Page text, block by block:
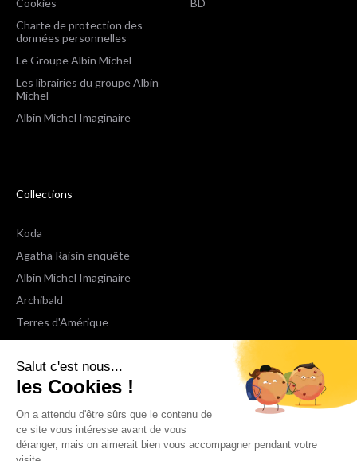
Salut c'est nous...
les Cookies !
On a attendu d'être sûrs que le contenu de
ce site vous intéresse avant de vous
déranger, mais on aimerait bien vous accompagner pendant votre
Charte de protection des
données personnelles
Le Groupe Albin Michel
Les librairies du groupe Albin
Michel
Albin Michel Imaginaire
Collections
Koda
Agatha Raisin enquête
Albin Michel Imaginaire
Archibald
Terres d'Amérique
Espaces Libres Poche
NOX
Wiz
Voir toutes les collections
Nous suivre